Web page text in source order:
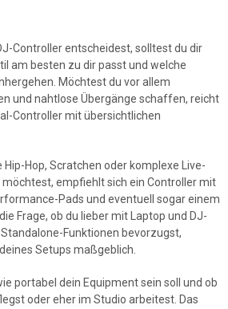
Controller entscheidest, solltest du dir
am besten zu dir passt und welche
Möchtest du vor allem
und nahtlose Übergänge schaffen, reicht
Controller mit übersichtlichen
Hop, Scratchen oder komplexe Live-
empfiehlt sich ein Controller mit
Pads und eventuell sogar einem
Frage, ob du lieber mit Laptop und DJ-
Funktionen bevorzugst,
Setups maßgeblich.
portabel dein Equipment sein soll und ob
oder eher im Studio arbeitest. Das